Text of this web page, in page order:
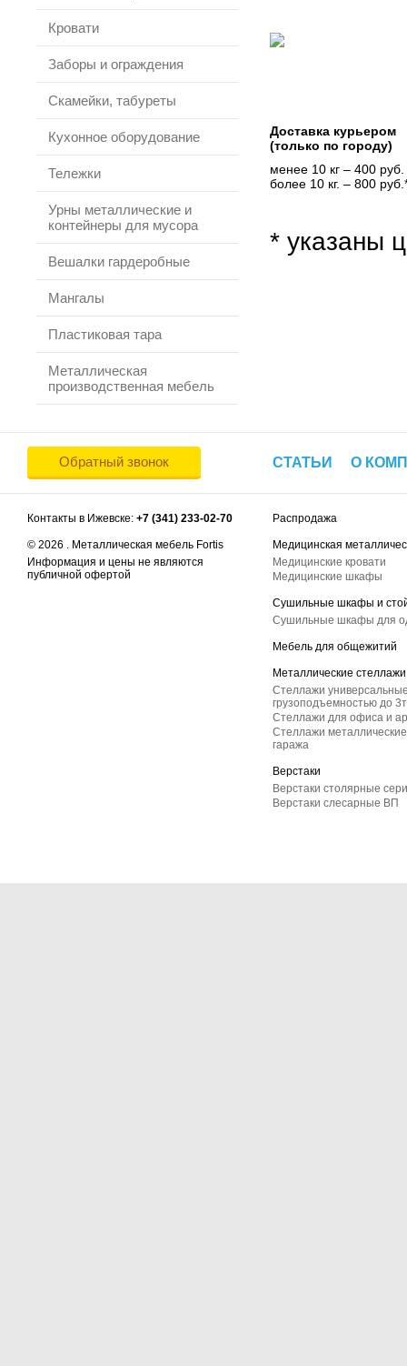
Кровати
Заборы и ограждения
Скамейки, табуреты
Кухонное оборудование
Тележки
Урны металлические и
контейнеры для мусора
Вешалки гардеробные
Мангалы
Пластиковая тара
Металлическая
производственная мебель
Доставка курьером
(только по городу)
менее 10 кг – 400 руб.
более 10 кг. – 800
* указаны
Обратный звонок СТАТЬИ О
Контакты в Ижевске: +7 (341) 233-02-70
© 2026 . Металлическая мебель Fortis
Информация и цены не являются
публичной офертой
Распродажа
Медицинская
Медицинские кровати
Медицинские шкафы
Сушильные шкафы и
Сушильные шкафы для
Мебель для общежитий
Металлические стеллажи
Стеллажи
грузоподъемностью до
Стеллажи для офиса и
Стеллажи
гаража
Верстаки
Верстаки столярные
Верстаки слесарные ВП